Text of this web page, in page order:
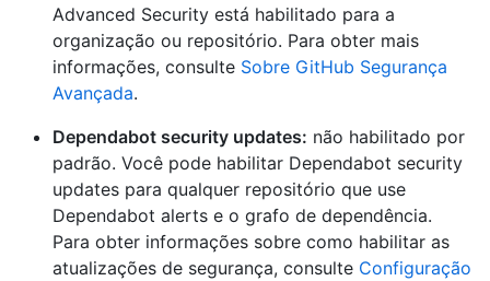
Advanced Security está habilitado para a
organização ou repositório. Para obter mais
informações, consulte Sobre GitHub Segurança
Avançada.
Dependabot security updates: não habilitado por
padrão. Você pode habilitar Dependabot security
updates para qualquer repositório que use
Dependabot alerts e o grafo de dependência.
Para obter informações sobre como habilitar as
atualizações de segurança, consulte Configuração